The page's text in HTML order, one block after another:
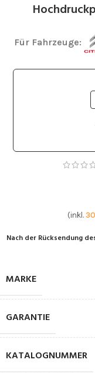
Für Fahrzeuge:
(inkl.
Nach der Rücksendung
MARKE
GARANTIE
KATALOGNUMMER